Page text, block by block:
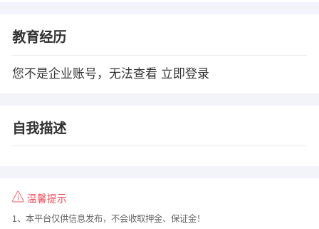
教育经历
您不是企业账号，无法查看 立即登录
自我描述
温馨提示
1、本平台仅供信息发布，不会收取押金、保证金！